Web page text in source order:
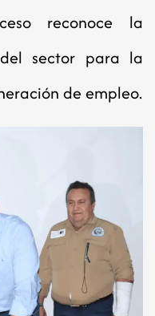
reconoce la
sector para la
de empleo.